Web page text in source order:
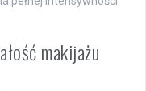
makijażu